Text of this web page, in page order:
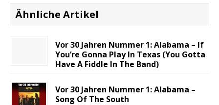
Ähnliche Artikel
Vor 30 Jahren Nummer 1: Alabama – If
You’re Gonna Play In Texas (You Gotta
Have A Fiddle In The Band)
Vor 30 Jahren Nummer 1: Alabama –
Song Of The South